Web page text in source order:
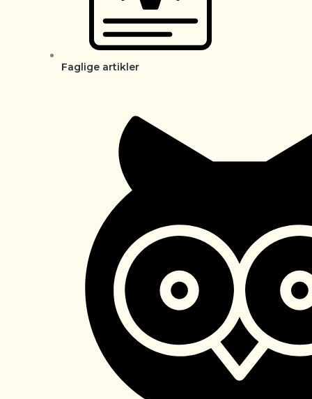
Faglige artikler